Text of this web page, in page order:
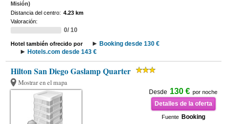
Misión)
Distancia del centro: 4.23 km
Valoración:
0/ 10
Hotel también ofrecido por
Booking desde 130 €
Hotels.com desde 143 €
Hilton San Diego Gaslamp Quarter
Mostrar en el mapa
Desde 130 € por noche
Detalles de la oferta
Fuente Booking